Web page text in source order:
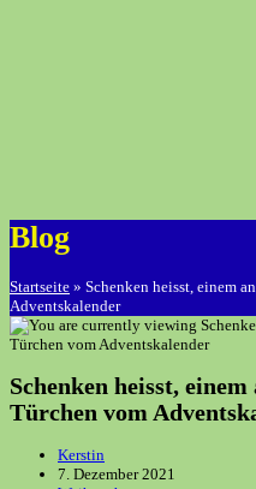
Blog
Startseite » Schenken heisst, einem
Adventskalender
Schenken heisst,
Türchen vom
Beitrags-
Autor:
Kerstin
Beitrag
7. Dezember 2021